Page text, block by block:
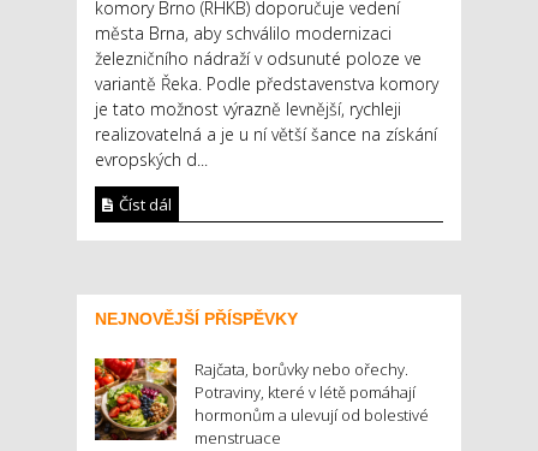
komory Brno (RHKB) doporučuje vedení
města Brna, aby schválilo modernizaci
železničního nádraží v odsunuté poloze ve
variantě Řeka. Podle představenstva komory
je tato možnost výrazně levnější, rychleji
realizovatelná a je u ní větší šance na získání
evropských d...
Číst dál
NEJNOVĚJŠÍ PŘÍSPĚVKY
Rajčata, borůvky nebo ořechy.
Potraviny, které v létě pomáhají
hormonům a ulevují od bolestivé
menstruace